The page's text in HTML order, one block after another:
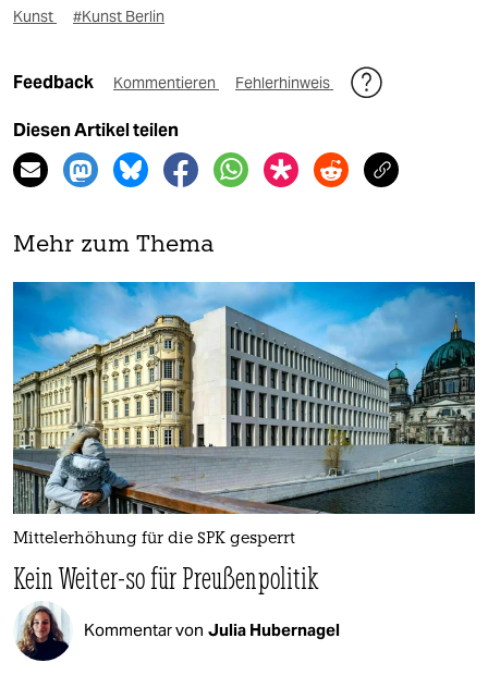
Kunst #Kunst Berlin
Feedback Kommentieren Fehlerhinweis
Diesen Artikel teilen
Mehr zum Thema
Mittelerhöhung für die SPK gesperrt
Kein Weiter-so für Preußenpolitik
Kommentar von Julia Hubernagel